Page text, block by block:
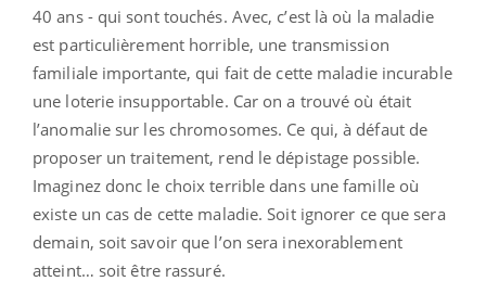
40 ans - qui sont touchés. Avec, c’est là où la maladie
est particulièrement horrible, une transmission
familiale importante, qui fait de cette maladie incurable
une loterie insupportable. Car on a trouvé où était
l’anomalie sur les chromosomes. Ce qui, à défaut de
proposer un traitement, rend le dépistage possible.
Imaginez donc le choix terrible dans une famille où
existe un cas de cette maladie. Soit ignorer ce que sera
demain, soit savoir que l’on sera inexorablement
atteint… soit être rassuré.